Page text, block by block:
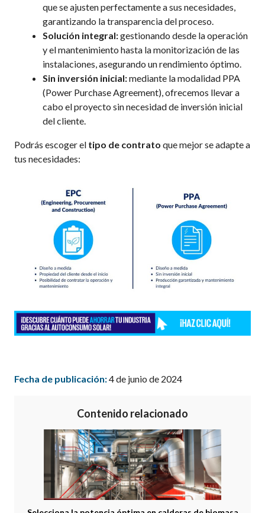
que se ajusten perfectamente a sus necesidades,
garantizando la transparencia del proceso.
Solución integral:gestionando desde la operación
y el mantenimiento hasta la monitorización de las
instalaciones, asegurando un rendimiento óptimo.
Sin inversión inicial:mediante la modalidad PPA
(Power Purchase Agreement), ofrecemos llevar a
cabo el proyecto sin necesidad de inversión inicial
del cliente.
Podrás escoger el tipo de contratoque mejor se adapte a
tus necesidades:
Fecha de publicación:4 de junio de 2024
Contenido relacionado